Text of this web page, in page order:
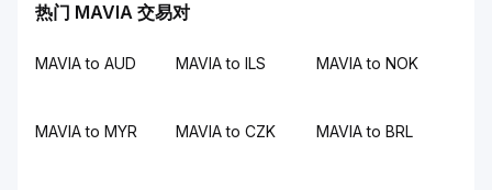
热门 MAVIA 交易对
MAVIA to AUD MAVIA to ILS MAVIA to NOK
MAVIA to MYR MAVIA to CZK MAVIA to BRL